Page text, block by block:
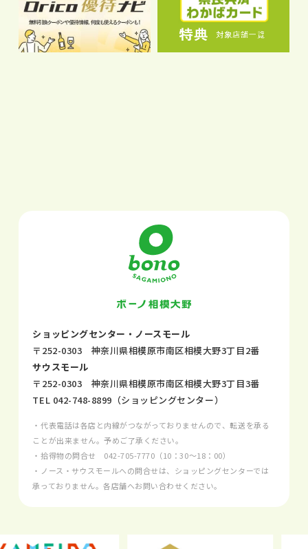
ショッピングセンター・ノースモール
〒252-0303 神奈川県相模原市南区相模大野3丁目2番
サウスモール
〒252-0303 神奈川県相模原市南区相模大野3丁目3番
TEL 042-748-8899 （ショッピングセンター）
・代表電話は各店と内線がつながっておりませんので、転送を承る
ことが出来ません。予めご了承ください。
・拾得物の問合せ 042-705-7770 （10：30～18：00）
・ノース・サウスモールへの問合せは、ショッピングセンターでは
承っておりません。各店舗へお問い合わせください。